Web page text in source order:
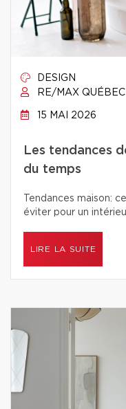
DESIGN
RE/MAX QUÉBEC
15 MAI 2026
Les tendances
du temps
Tendances maison:
éviter pour un
LIRE LA SUITE